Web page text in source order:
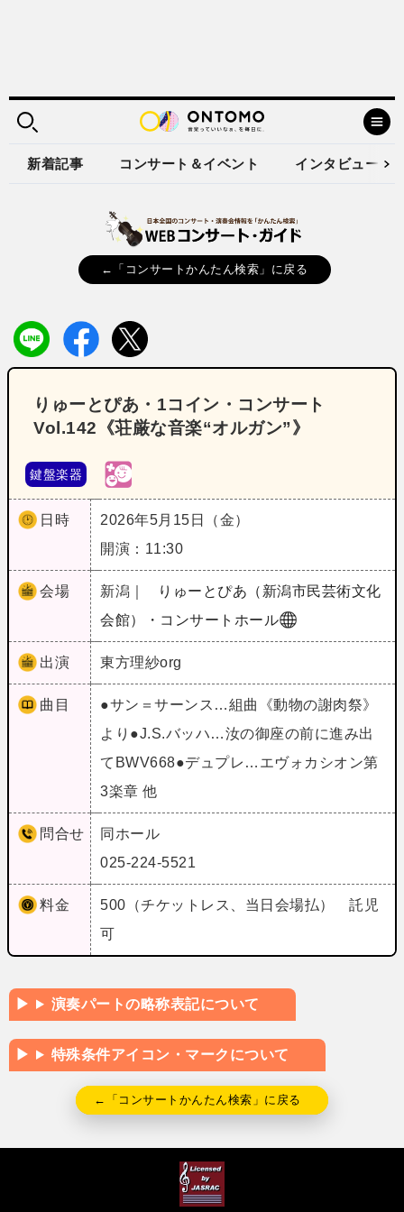
新着記事 コンサート＆イベント インタビュー
←「コンサートかんたん検索」に戻る
りゅーとぴあ・1コイン・コンサート
Vol.142《荘厳な音楽“オルガン”》
鍵盤楽器
日時
2026年5月15日（金）
開演：11:30
会場 新潟｜
りゅーとぴあ（新潟市民芸術文化
会館）・コンサートホール
出演 東方理紗org
曲目
●サン＝サーンス…組曲《動物の謝肉祭》
より●J.S.バッハ…汝の御座の前に進み出
てBWV668●デュプレ…エヴォカシオン第
3楽章 他
問合せ
同ホール
025-224-5521
料金
500（チケットレス、当日会場払） 託児
可
演奏パートの略称表記について
特殊条件アイコン・マークについて
←「コンサートかんたん検索」に戻る